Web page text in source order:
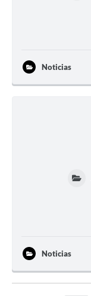
Noticias
Noticias